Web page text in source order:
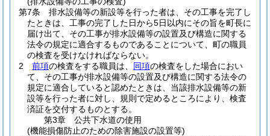
第7条
排水設備等の新設等を行った者は、その工事を完了し
たときは、工事の完了した日から5日以内にその旨を町長に
届け出て、その工事が排水設備等の設置及び構造に関する
法令の規定に適合するものであることについて、町の職員
の検査を受けなければならない。
2
前項の検査をする職員は、 同項の検査をした場合におい
て、その工事が排水設備等の設置及び構造に関する法令の
規定に適合していると認めたときは、当該排水設備等の新
設等を行った者に対し、規則で定めるところにより、検査
済証を交付するものとする。
第3章
公共下水道の使用
(機能損傷防止のための除害施設の設置等)